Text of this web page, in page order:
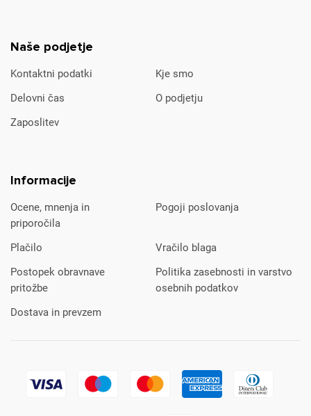
Naše podjetje
Kontaktni podatki
Kje smo
Delovni čas
O podjetju
Zaposlitev
Informacije
Ocene, mnenja in
priporočila
Pogoji poslovanja
Plačilo
Vračilo blaga
Postopek obravnave
pritožbe
Politika zasebnosti in varstvo
osebnih podatkov
Dostava in prevzem